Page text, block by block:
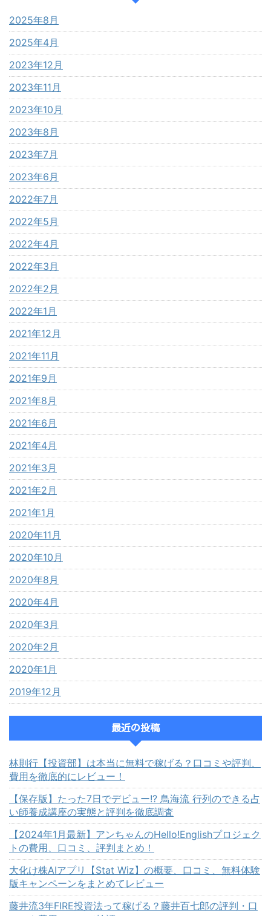
2025年8月
2025年4月
2023年12月
2023年11月
2023年10月
2023年8月
2023年7月
2023年6月
2022年7月
2022年5月
2022年4月
2022年3月
2022年2月
2022年1月
2021年12月
2021年11月
2021年9月
2021年8月
2021年6月
2021年4月
2021年3月
2021年2月
2021年1月
2020年11月
2020年10月
2020年8月
2020年4月
2020年3月
2020年2月
2020年1月
2019年12月
最近の投稿
林則行【投資部】は本当に無料で稼げる？口コミや評判、
費用を徹底的にレビュー！
【保存版】たった7日でデビュー!? 鳥海流 行列のできる占
い師養成講座の実態と評判を徹底調査
【2024年1月最新】アンちゃんのHello!Englishプロジェク
トの費用、口コミ、評判まとめ！
大化け株AIアプリ【Stat Wiz】の概要、口コミ、無料体験
版キャンペーンをまとめてレビュー
藤井流3年FIRE投資法って稼げる？藤井百七郎の評判・口